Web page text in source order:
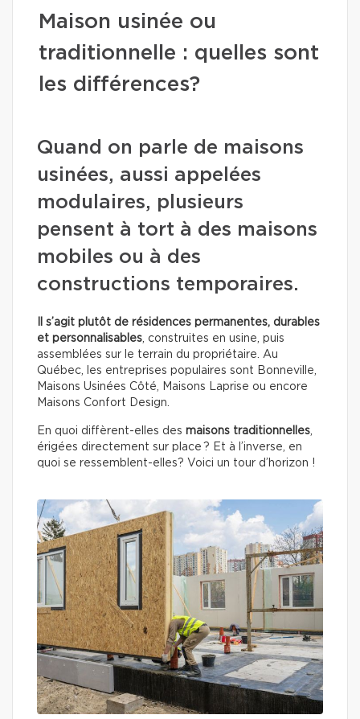
Maison usinée ou
traditionnelle : quelles sont
les différences?
Quand on parle de maisons
usinées, aussi appelées
modulaires, plusieurs
pensent à tort à des maisons
mobiles ou à des
constructions temporaires.
Il s’agit plutôt de résidences permanentes, durables
et personnalisables, construites en usine, puis
assemblées sur le terrain du propriétaire. Au
Québec, les entreprises populaires sont Bonneville,
Maisons Usinées Côté, Maisons Laprise ou encore
Maisons Confort Design.
En quoi diffèrent-elles des maisons traditionnelles,
érigées directement sur place ? Et à l’inverse, en
quoi se ressemblent-elles? Voici un tour d’horizon !